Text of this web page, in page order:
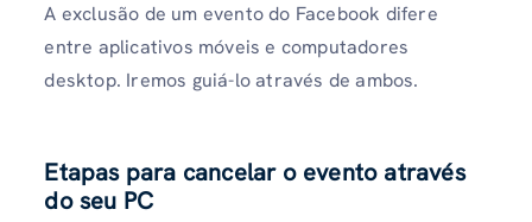
A exclusão de um evento do Facebook difere
entre aplicativos móveis e computadores
desktop. Iremos guiá-lo através de ambos.
Etapas para cancelar o evento através
do seu PC